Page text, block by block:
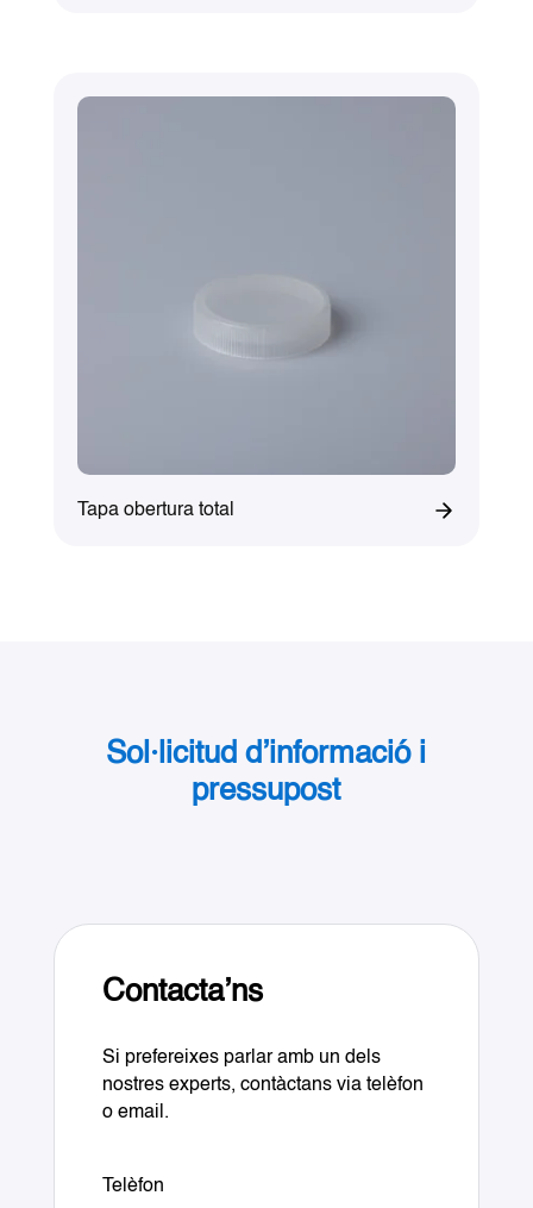
Tapa obertura total
Sol·licitud d’informació i
pressupost
Contacta’ns
Si prefereixes parlar amb un dels
nostres experts, contàctans via telèfon
o email.
Telèfon